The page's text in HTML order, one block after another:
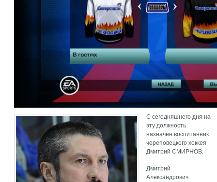
С сегодняшнего дня на
эту должность
назначен воспитанник
череповецкого хоккея
Дмитрий СМИРНОВ.
Дмитрий
Александрович